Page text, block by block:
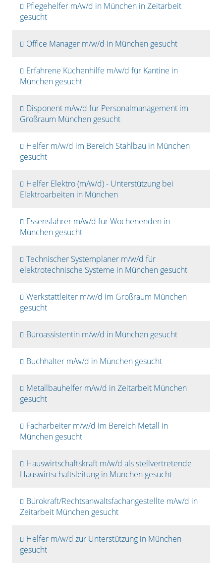
Pflegehelfer m/w/d in München in Zeitarbeit
gesucht
Office Manager m/w/d in München gesucht
Erfahrene Küchenhilfe m/w/d für Kantine in
München gesucht
Disponent m/w/d für Personalmanagement im
Großraum München gesucht
Helfer m/w/d im Bereich Stahlbau in München
gesucht
Helfer Elektro (m/w/d) - Unterstützung bei
Elektroarbeiten in München
Essensfahrer m/w/d für Wochenenden in
München gesucht
Technischer Systemplaner m/w/d für
elektrotechnische Systeme in München gesucht
Werkstattleiter m/w/d im Großraum München
gesucht
Büroassistentin m/w/d in München gesucht
Buchhalter m/w/d in München gesucht
Metallbauhelfer m/w/d in Zeitarbeit München
gesucht
Facharbeiter m/w/d im Bereich Metall in
München gesucht
Hauswirtschaftskraft m/w/d als stellvertretende
Hauswirtschaftsleitung in München gesucht
Bürokraft/Rechtsanwaltsfachangestellte m/w/d in
Zeitarbeit München gesucht
Helfer m/w/d zur Unterstützung in München
gesucht